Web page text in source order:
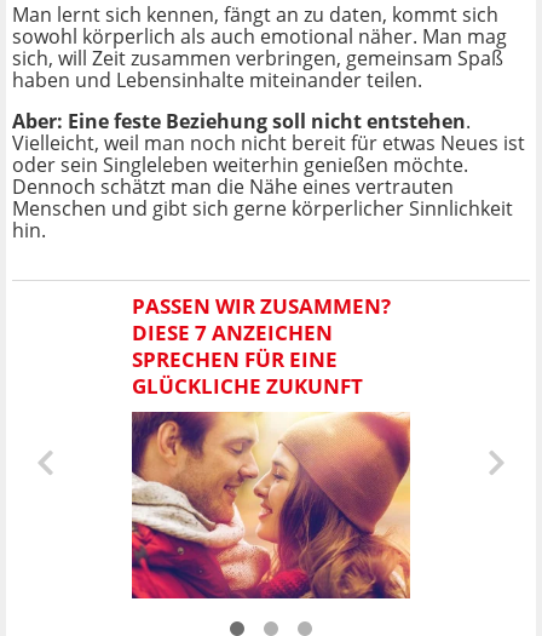
Man lernt sich kennen, fängt an zu daten, kommt sich
sowohl körperlich als auch emotional näher. Man mag
sich, will Zeit zusammen verbringen, gemeinsam Spaß
haben und Lebensinhalte miteinander teilen.
Aber: Eine feste Beziehung soll nicht entstehen.
Vielleicht, weil man noch nicht bereit für etwas Neues ist
oder sein Singleleben weiterhin genießen möchte.
Dennoch schätzt man die Nähe eines vertrauten
Menschen und gibt sich gerne körperlicher Sinnlichkeit
hin.
PASSEN WIR ZUSAMMEN?
DIESE 7 ANZEICHEN
SPRECHEN FÜR EINE
GLÜCKLICHE ZUKUNFT